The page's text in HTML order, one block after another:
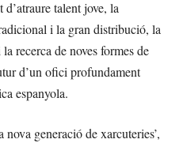
talent jove, la
i la gran distribució, la
recerca de noves formes de
d’un ofici profundament
espanyola.
generació de xarcuteries’,